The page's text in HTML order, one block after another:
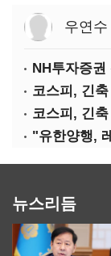
우연수
NH투자증
코스피, 긴
코스피, 긴
뉴스리듬